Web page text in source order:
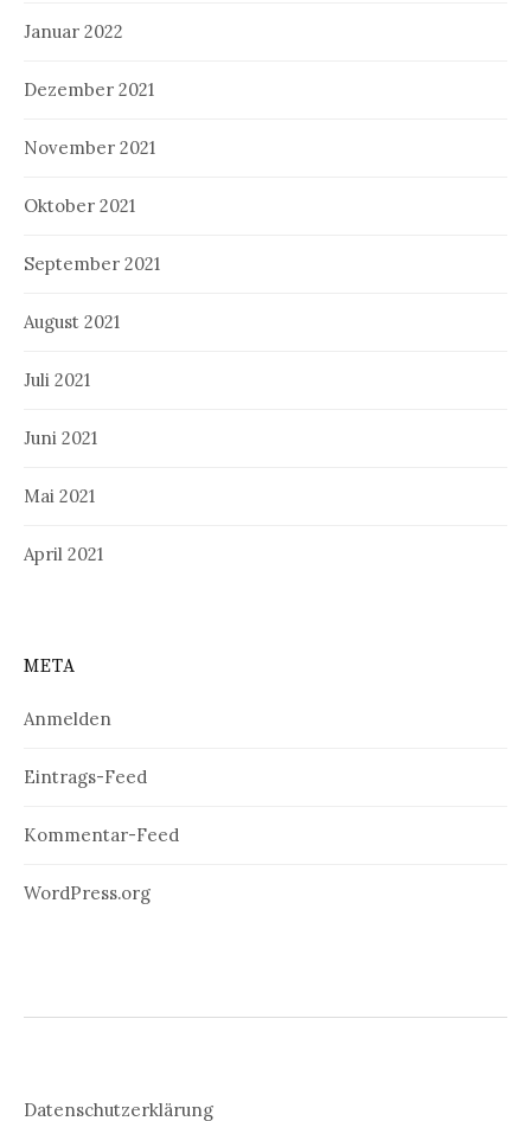
Januar 2022
Dezember 2021
November 2021
Oktober 2021
September 2021
August 2021
Juli 2021
Juni 2021
Mai 2021
April 2021
META
Anmelden
Eintrags-Feed
Kommentar-Feed
WordPress.org
Datenschutzerklärung